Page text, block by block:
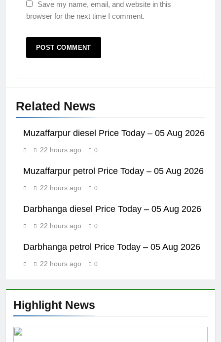
Highlight News
Save my name, email, and website in this
browser for the next time I comment.
Related News
Muzaffarpur diesel Price Today – 05 Aug 2026
22 hours ago 0
Muzaffarpur petrol Price Today – 05 Aug 2026
22 hours ago 0
Darbhanga diesel Price Today – 05 Aug 2026
22 hours ago 0
Darbhanga petrol Price Today – 05 Aug 2026
22 hours ago 0